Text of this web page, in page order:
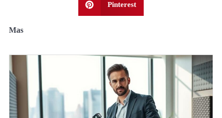
Pinterest
Mas